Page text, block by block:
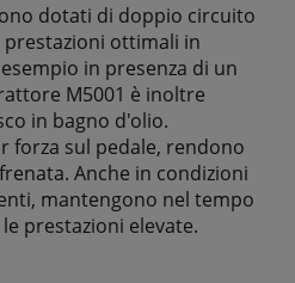
dotati di doppio circuito
ottimali in
in presenza di un
M5001 è inoltre
in bagno d'olio.
forza sul pedale, rendono
Anche in condizioni
mantengono nel tempo
prestazioni elevate.